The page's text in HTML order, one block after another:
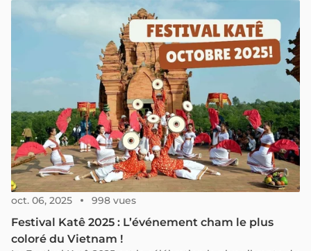
oct. 06, 2025 998 vues
Festival Katê 2025 : L’événement cham le plus
coloré du Vietnam !